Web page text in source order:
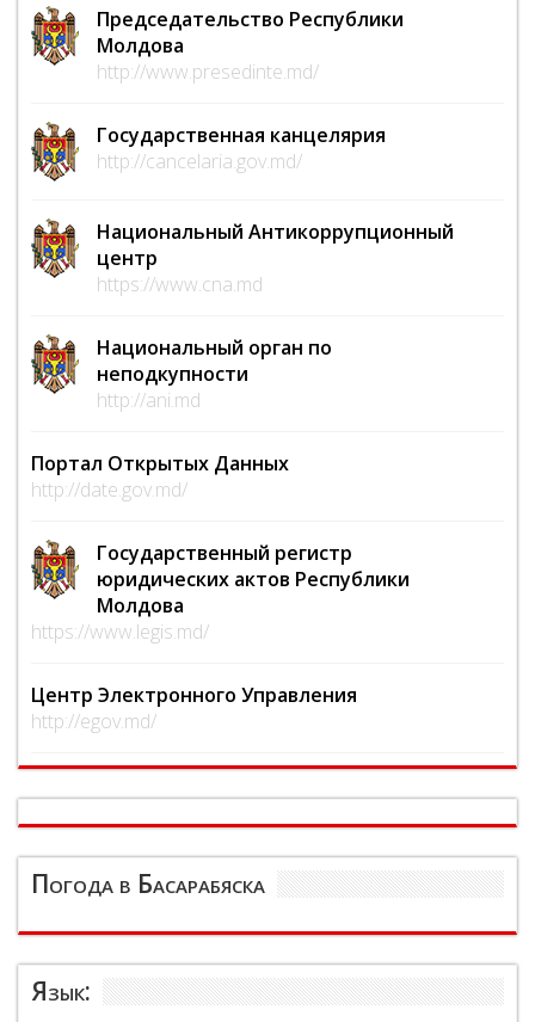
Председательство Республики
Молдова
http://www.presedinte.md/
Государственная канцелярия
http://cancelaria.gov.md/
Национальный Антикоррупционный
центр
https://www.cna.md
Национальный орган по
неподкупности
http://ani.md
Портал Открытых Данных
http://date.gov.md/
Государственный регистр
юридических актов Республики
Молдова
https://www.legis.md/
Центр Электронного Управления
http://egov.md/
Погода в Басарабяска
Язык: